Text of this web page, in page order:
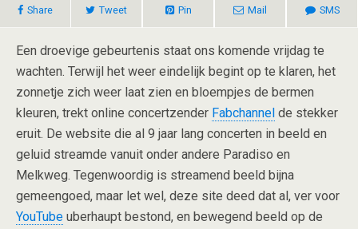
Share Tweet Pin Mail SMS
Een droevige gebeurtenis staat ons komende vrijdag te
wachten. Terwijl het weer eindelijk begint op te klaren, het
zonnetje zich weer laat zien en bloempjes de bermen
kleuren, trekt online concertzender Fabchannel de stekker
eruit. De website die al 9 jaar lang concerten in beeld en
geluid streamde vanuit onder andere Paradiso en
Melkweg. Tegenwoordig is streamend beeld bijna
gemeengoed, maar let wel, deze site deed dat al, ver voor
YouTube uberhaupt bestond, en bewegend beeld op de